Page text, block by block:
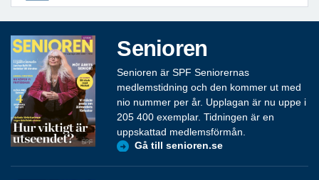
Senioren
Senioren är SPF Seniorernas
medlemstidning och den kommer ut med
nio nummer per år. Upplagan är nu uppe i
205 400 exemplar. Tidningen är en
uppskattad medlemsförmån.
Gå till senioren.se